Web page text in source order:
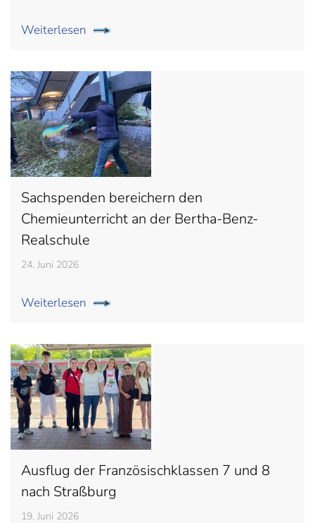
Weiterlesen
Sachspenden bereichern den
Chemieunterricht an der Bertha-Benz-
Realschule
24. Juni 2026
Weiterlesen
Ausflug der Französischklassen 7 und 8
nach Straßburg
19. Juni 2026